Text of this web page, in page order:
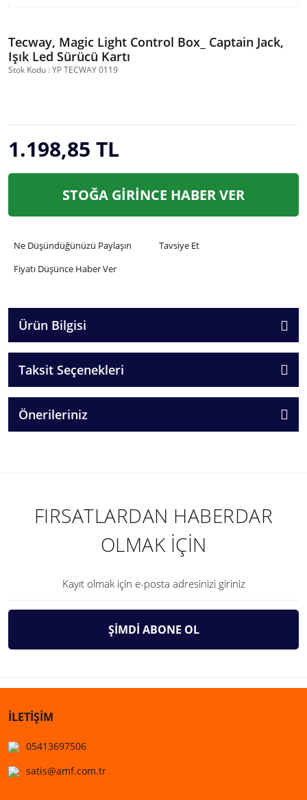
Tecway, Magic Light Control Box_ Captain Jack,
Işık Led Sürücü Kartı
Stok Kodu : YP TECWAY 0119
1.198,85 TL
STOĞA GİRİNCE HABER VER
Ne Düşündüğünüzü Paylaşın
Tavsiye Et
Fiyatı Düşünce Haber Ver
Ürün Bilgisi
Taksit Seçenekleri
Önerileriniz
FIRSATLARDAN HABERDAR
OLMAK İÇİN
ŞİMDİ ABONE OL
İLETİŞİM
05413697506
satis@amf.com.tr